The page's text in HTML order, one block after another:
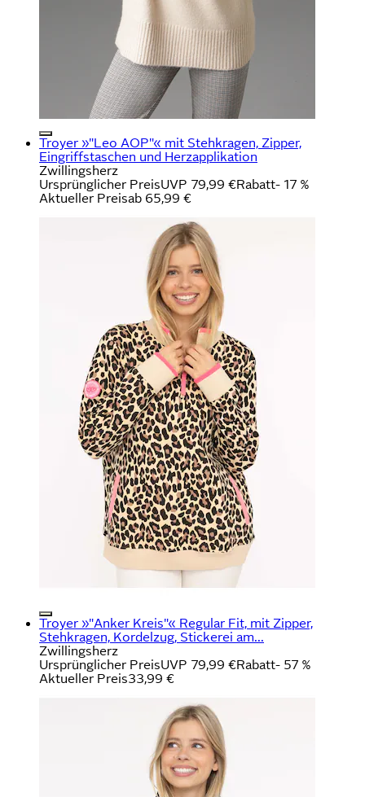
Troyer »"Leo AOP"« mit Stehkragen, Zipper,
Eingriffstaschen und Herzapplikation
Zwillingsherz
Ursprünglicher PreisUVP 79,99 €Rabatt- 17 %
Aktueller Preisab 65,99 €
Troyer »"Anker Kreis"« Regular Fit, mit Zipper,
Stehkragen, Kordelzug, Stickerei am...
Zwillingsherz
Ursprünglicher PreisUVP 79,99 €Rabatt- 57 %
Aktueller Preis33,99 €